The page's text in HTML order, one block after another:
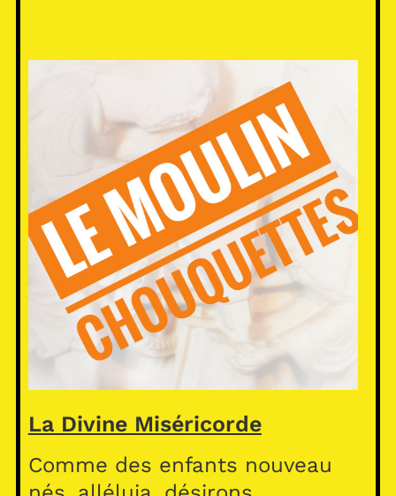
La Divine Miséricorde
Comme des enfants nouveau